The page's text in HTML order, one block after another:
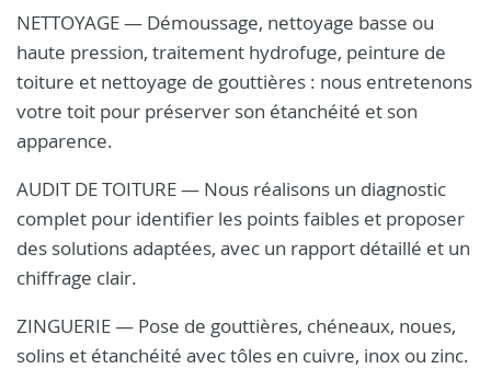
NETTOYAGE — Démoussage, nettoyage basse ou
haute pression, traitement hydrofuge, peinture de
toiture et nettoyage de gouttières : nous entretenons
votre toit pour préserver son étanchéité et son
apparence.
AUDIT DE TOITURE — Nous réalisons un diagnostic
complet pour identifier les points faibles et proposer
des solutions adaptées, avec un rapport détaillé et un
chiffrage clair.
ZINGUERIE — Pose de gouttières, chéneaux, noues,
solins et étanchéité avec tôles en cuivre, inox ou zinc.